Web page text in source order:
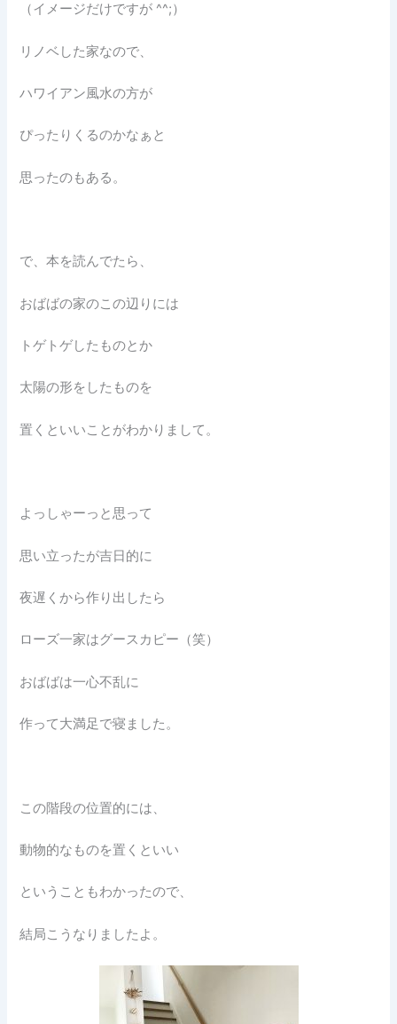
（イメージだけですが ^^;）
リノベした家なので、
ハワイアン風水の方が
ぴったりくるのかなぁと
思ったのもある。
で、本を読んでたら、
おばばの家のこの辺りには
トゲトゲしたものとか
太陽の形をしたものを
置くといいことがわかりまして。
よっしゃーっと思って
思い立ったが吉日的に
夜遅くから作り出したら
ローズ一家はグースカピー（笑）
おばばは一心不乱に
作って大満足で寝ました。
この階段の位置的には、
動物的なものを置くといい
ということもわかったので、
結局こうなりましたよ。